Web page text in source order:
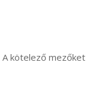
A kötelező mezőket